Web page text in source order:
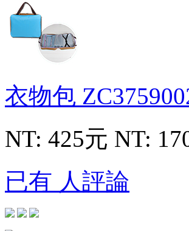
衣物包
NT: 425元 NT:
已有 人評論